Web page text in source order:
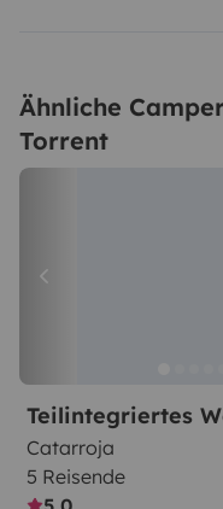
Ähnliche
Torrent
Teilintegriertes
Catarroja
5 Reisende